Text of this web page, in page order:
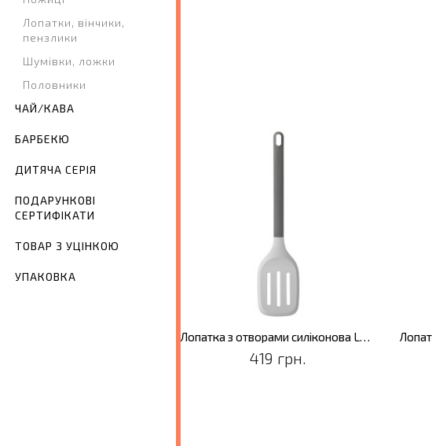
Лопатки, вінчики,
пензлики
Шумівки, ложки
Половники
ЧАЙ/КАВА
БАРБЕКЮ
ДИТЯЧА СЕРІЯ
ПОДАРУНКОВІ
СЕРТИФІКАТИ
ТОВАР З УЦІНКОЮ
УПАКОВКА
Лопатка з отворами силіконова LEO, 35 см
419 грн.